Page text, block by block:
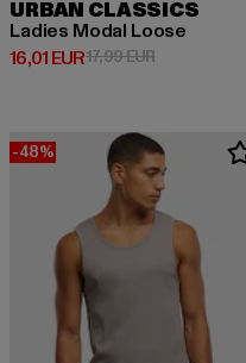
URBAN CLASSICS
Ladies Modal Loose
16,01 EUR
Derzeitiger Preis: 16,01 EUR
17,99 EUR
-48%